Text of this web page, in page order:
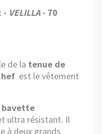
- VELILLA- 70
de la tenue de
est le vêtement
bavette
ultra résistant. Il
à deux grands